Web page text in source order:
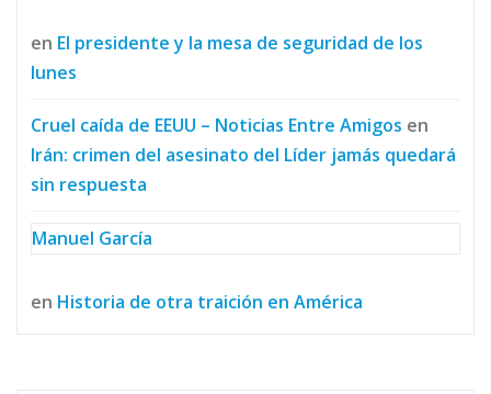
en El presidente y la mesa de seguridad de los
lunes
Cruel caída de EEUU – Noticias Entre Amigos en
Irán: crimen del asesinato del Líder jamás quedará
sin respuesta
Manuel García
en Historia de otra traición en América